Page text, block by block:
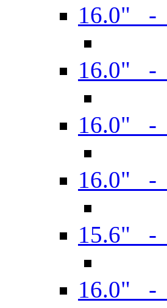
16.0" -
16.0" -
16.0" -
16.0" -
15.6" -
16.0" -